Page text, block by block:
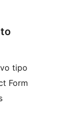
tipo
Form